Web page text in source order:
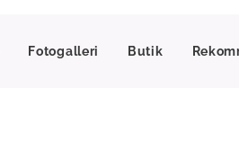
Fotogalleri Butik